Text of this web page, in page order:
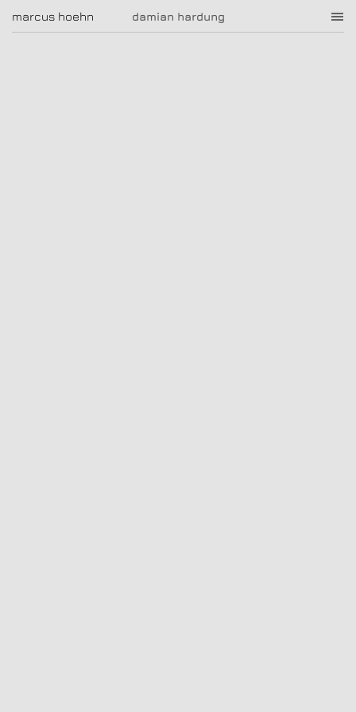
damian hardung
marcus hoehn marcus hoehn
|